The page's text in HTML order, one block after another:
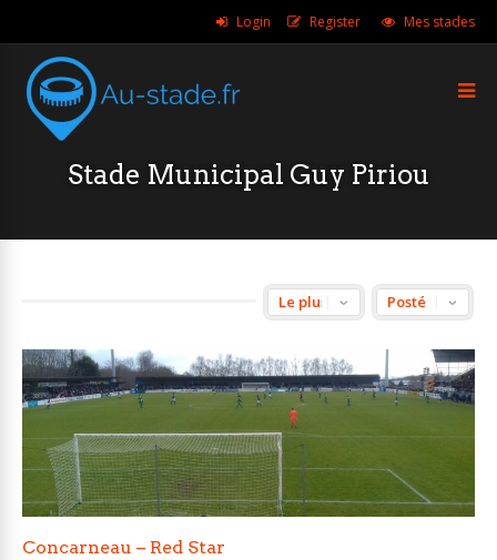
Login Register Mes stades
Stade Municipal Guy Piriou
Concarneau – Red Star